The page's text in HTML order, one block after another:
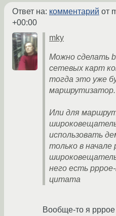
Ответ на: комментарий от
+00:00
mky
Можно сделать
сетевых карт
тогда это уже
маршрутизатор.
Или для
использовать
только в
него есть
цитата
Вообще-то я